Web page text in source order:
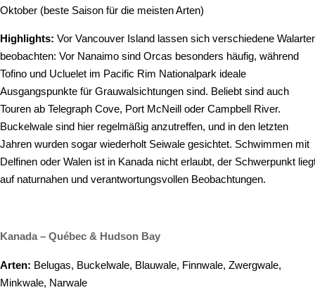
Oktober (beste Saison für die meisten Arten)
Highlights: Vor Vancouver Island lassen sich verschiedene
beobachten: Vor Nanaimo sind Orcas besonders häufig, während
Tofino und Ucluelet im Pacific Rim Nationalpark ideale
Ausgangspunkte für Grauwalsichtungen sind. Beliebt sind auch
Touren ab Telegraph Cove, Port McNeill oder Campbell River.
Buckelwale sind hier regelmäßig anzutreffen, und in den letzten
Jahren wurden sogar wiederholt Seiwale gesichtet. Schwimmen mit
Delfinen oder Walen ist in Kanada nicht erlaubt, der Schwerpunkt
auf naturnahen und verantwortungsvollen Beobachtungen.
Kanada – Québec & Hudson Bay
Arten: Belugas, Buckelwale, Blauwale, Finnwale, Zwergwale,
Minkwale, Narwale